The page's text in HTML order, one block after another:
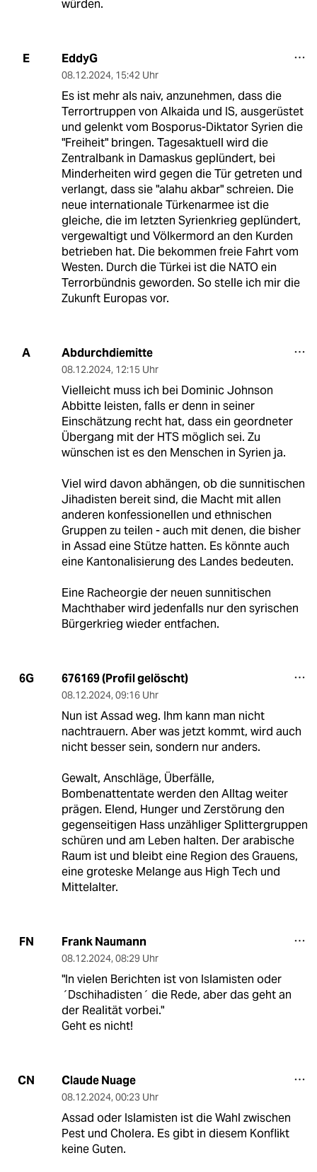
würden.
E EddyG
08.12.2024, 15:42 Uhr
Es ist mehr als naiv, anzunehmen, dass die
Terrortruppen von Alkaida und IS, ausgerüstet
und gelenkt vom Bosporus-Diktator Syrien die
"Freiheit" bringen. Tagesaktuell wird die
Zentralbank in Damaskus geplündert, bei
Minderheiten wird gegen die Tür getreten und
verlangt, dass sie "alahu akbar" schreien. Die
neue internationale Türkenarmee ist die
gleiche, die im letzten Syrienkrieg geplündert,
vergewaltigt und Völkermord an den Kurden
betrieben hat. Die bekommen freie Fahrt vom
Westen. Durch die Türkei ist die NATO ein
Terrorbündnis geworden. So stelle ich mir die
Zukunft Europas vor.
A Abdurchdiemitte
08.12.2024, 12:15 Uhr
Vielleicht muss ich bei Dominic Johnson
Abbitte leisten, falls er denn in seiner
Einschätzung recht hat, dass ein geordneter
Übergang mit der HTS möglich sei. Zu
wünschen ist es den Menschen in Syrien ja.
Viel wird davon abhängen, ob die sunnitischen
Jihadisten bereit sind, die Macht mit allen
anderen konfessionellen und ethnischen
Gruppen zu teilen - auch mit denen, die bisher
in Assad eine Stütze hatten. Es könnte auch
eine Kantonalisierung des Landes bedeuten.
Eine Racheorgie der neuen sunnitischen
Machthaber wird jedenfalls nur den syrischen
Bürgerkrieg wieder entfachen.
6G 676169 (Profil gelöscht)
08.12.2024, 09:16 Uhr
Nun ist Assad weg. Ihm kann man nicht
nachtrauern. Aber was jetzt kommt, wird auch
nicht besser sein, sondern nur anders.
Gewalt, Anschläge, Überfälle,
Bombenattentate werden den Alltag weiter
prägen. Elend, Hunger und Zerstörung den
gegenseitigen Hass unzähliger Splittergruppen
schüren und am Leben halten. Der arabische
Raum ist und bleibt eine Region des Grauens,
eine groteske Melange aus High Tech und
Mittelalter.
FN Frank Naumann
08.12.2024, 08:29 Uhr
"In vielen Berichten ist von Islamisten oder
´Dschihadisten´ die Rede, aber das geht an
der Realität vorbei."
Geht es nicht!
CN Claude Nuage
08.12.2024, 00:23 Uhr
Assad oder Islamisten ist die Wahl zwischen
Pest und Cholera. Es gibt in diesem Konflikt
keine Guten.